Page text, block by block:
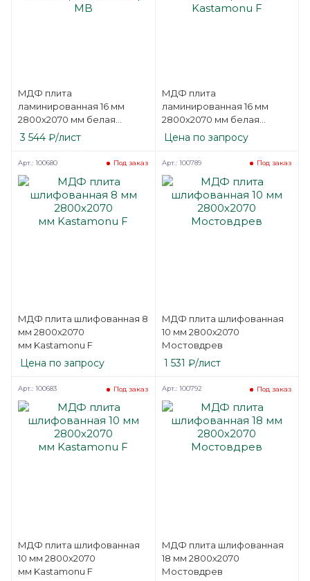
МДФ плита
ламинированная 16 мм
2800х2070 мм белая
односторонняя Эггер MB
3 544 ₽/лист
МДФ плита
ламинированная 16 мм
2800х2070 мм белая
односторонняя
Kastamonu F
Цена по запросу
МДФ плита шлифованная 8
мм 2800х2070
мм Kastamonu F
Под заказ
Арт.: 100680
Цена по запросу
МДФ плита шлифованная
10 мм 2800х2070
Мостовдрев
Под заказ
Арт.: 100789
1 531 ₽/лист
МДФ плита шлифованная
10 мм 2800х2070
мм Kastamonu F
Под заказ
Арт.: 100683
МДФ плита шлифованная
18 мм 2800х2070
Мостовдрев
Под заказ
Арт.: 100792